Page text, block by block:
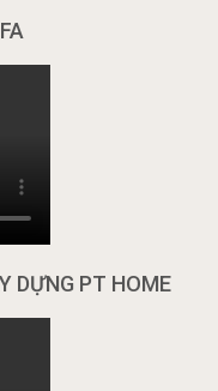
DỰNG PT HOME